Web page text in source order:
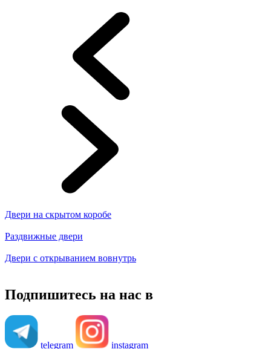
Двери на скрытом коробе
Раздвижные двери
Двери с открыванием вовнутрь
Подпишитесь на нас в
telegram instagram